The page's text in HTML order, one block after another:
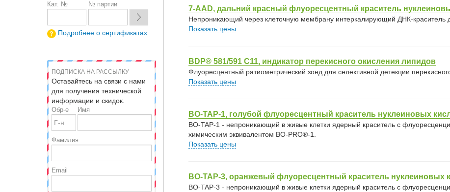
7-AAD, дальний красный флуоресцентный краситель
Непроникающий через клеточную мембрану интеркалирующий ДНК-краситель
Показать цены
BDP® 581/591 C11, индикатор перекисного окисления липидов
Флуоресцентный ратиометрический зонд для селективной детекции
Показать цены
BO-TAP-1, голубой флуоресцентный краситель нуклеиновых
BO-TAP-1 - непроникающий в живые клетки ядерный краситель с
химическим эквивалентом BO-PRO®-1.
Показать цены
BO-TAP-3, оранжевый флуоресцентный краситель нуклеиновых
BO-TAP-3 - непроникающий в живые клетки ядерный краситель с
Кат. № № партии
Подробнее о сертификатах
ПОДПИСКА НА РАССЫЛКУ
Оставайтесь на связи с нами
для получения технической
информации и скидок.
Обр-е Имя
Фамилия
Email